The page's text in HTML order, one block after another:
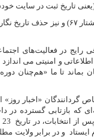
چرا؟ آیا انتخاب این مقاله (آن هم به بهانه‌ی
رایج در فعالیت‌های
و امنیتی می
بماند تا ما «هم‌چنان
گردانندگان «اخبار
که بازتابی گسترده در
از انتخابات، در تاریخ
ایستاد و در برابر ولایت